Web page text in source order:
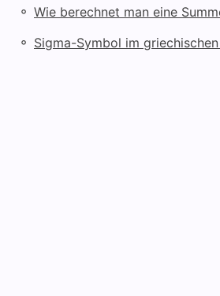
◦ Wie berechnet man eine
◦ Sigma-Symbol im